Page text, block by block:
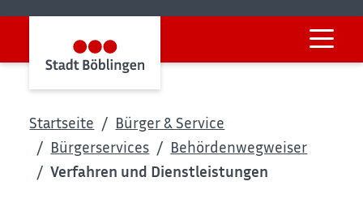
Startseite
Bürger & Service
Bürgerservices
Behördenwegweiser
Verfahren und Dienstleistungen